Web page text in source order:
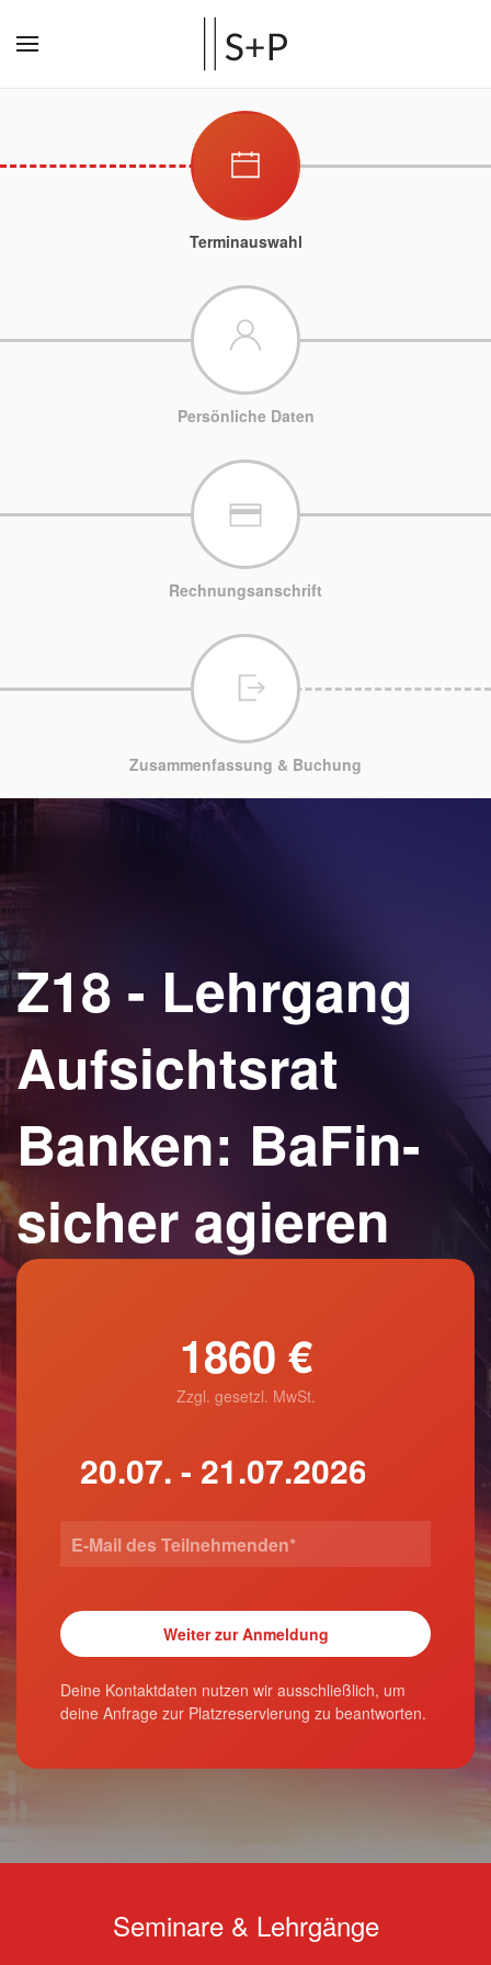
Terminauswahl
Persönliche Daten
Rechnungsanschrift
Zusammenfassung & Buchung
Z18 - Lehrgang
Aufsichtsrat
Banken: BaFin-
sicher agieren
1860 €
Zzgl. gesetzl. MwSt.
Deine Kontaktdaten nutzen wir ausschließlich, um
deine Anfrage zur Platzreservierung zu beantworten.
Seminare & Lehrgänge